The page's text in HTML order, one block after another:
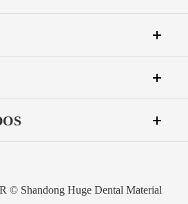
© Shandong Huge Dental Material